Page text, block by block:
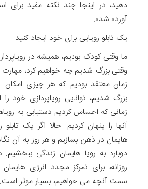
دهید، در اینجا چند نکته مفید برای
آورده شده.
یک تابلو رویایی برای خود ایجاد کنید
ما وقتی کودک بودیم، همیشه در
وقتی بزرگ شدیم چه خواهیم کرد، مهارت
زمان معتقد بودیم که هر چیزی
بزرگ شدیم، توانایی رویاپردازی خود
زمانی که احساس کردیم دستیابی به
آنها را پنهان کردیم. حالا اگر یک تابلو
هایمان در ذهن بسازیم و هر روز به آن
دوباره به رویا هایمان زندگی
روزانه، برای تمرکز مجدد انرژی
سمت آنچه می خواهیم، بسیار موثر است.